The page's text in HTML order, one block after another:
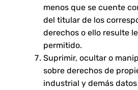
menos que se cuente
del titular de los
derechos o ello resulte
permitido.
Suprimir, ocultar o
sobre derechos de
industrial y demás